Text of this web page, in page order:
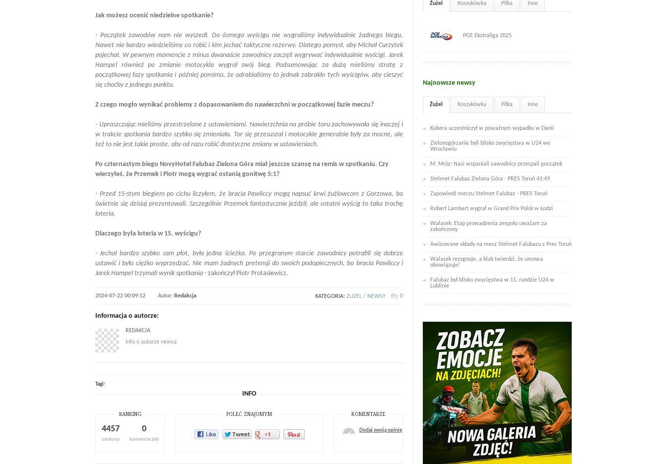
Jak możesz ocenić niedzielne spotkanie?
- Początek zawodów nam nie wyszedł. Do ósmego wyścigu nie wygraliśmy indywidualnie żadnego biegu.
Nawet nie bardzo wiedzieliśmy co robić i kim jechać taktyczne rezerwy. Dlatego pomysł, aby Michał Curzytek
pojechał. W pewnym momencie z minus dwanaście zawodnicy zaczęli wygrywać indywidualnie wyścigi. Jarek
Hampel również po zmianie motocykla wygrał swój bieg. Podsumowując za dużą mieliśmy stratę z
początkowej fazy spotkania i później pomimo, że odrabialiśmy to jednak zabrakło tych wyścigów, aby cieszyć
się choćby z jednego punktu.
Z czego mogło wynikać problemy z dopasowaniem do nawierzchni w początkowej fazie meczu?
- Upraszczając mieliśmy przestrzelone z ustawieniami. Nawierzchnia na próbie toru zachowywała się inaczej i
w trakcie spotkania bardzo szybko się zmieniała. Tor się przesuszał i motocykle generalnie były za mocne, ale
też to nie jest takie proste, aby od razu robić drastyczne zmiany w ustawieniach.
Po czternastym biegu NovyHotel Falubaz Zielona Góra miał jeszcze szansę na remis w spotkaniu. Czy
wierzyłeś, że Przemek i Piotr mogą wygrać ostanią gonitwę 5:1?
- Przed 15-stym biegiem po cichu liczyłem, że bracia Pawliccy mogą napsuć krwi żużlowcom z Gorzowa, bo
świetnie się dzisiaj prezentowali. Szczególnie Przemek fantastycznie jeździł, ale ostatni wyścig to taka trochę
loteria.
Dlaczego była loteria w 15. wyścigu?
- Jechał bardzo szybko sam płot, była jedna ścieżka. Po przegranym starcie zawodnicy potrafili się dobrze
ustawić i było ciężko wyprzedzać. Nie mam żadnych pretensji do swoich podopiecznych, bo bracia Pawliccy i
Jarek Hampel trzymali wynik spotkania - zakończył Piotr Protasiewicz.
2024-07-22 00:09:12 Autor: Redakcja KATEGORIA: ZUZEL / NEWSY 0
Informacja o autorze:
REDAKCJA
Info o autorze newsa
Tagi:
INFO
RANKING
4457
odsłony
0
komentarz(e)
KOMENTARZE
Dodaj swoją opinię
POLEĆ ZNAJOMYM
Żużel Koszykówka Piłka Inne
PGE Ekstraliga 2025
Najnowsze newsy
Żużel Koszykówka Piłka Inne
Kubera uczestniczył w poważnym wypadku w Danii
Zielonogórzanie byli blisko zwycięstwa w U24 we
Wrocławiu
M. Mróz: Nasi wspaniali zawodnicy przespali początek
Stelmet Falubaz Zielona Góra - PRES Toruń 41:49
Zapowiedź meczu Stelmet Falubaz - PRES Toruń
Robert Lambert wygrał w Grand Prix Polsk w Łodzi
Walasek: Etap prowadzenia zespołu uważam za
zakończony
Awizowane składy na mecz Stelmet Falubazu z Pres Toruń
Walasek rezygnuje, a klub twierdzi, że umowa
obowiązuje!
Falubaz był blisko zwycięstwa w 11. rundzie U24 w
Lublinie